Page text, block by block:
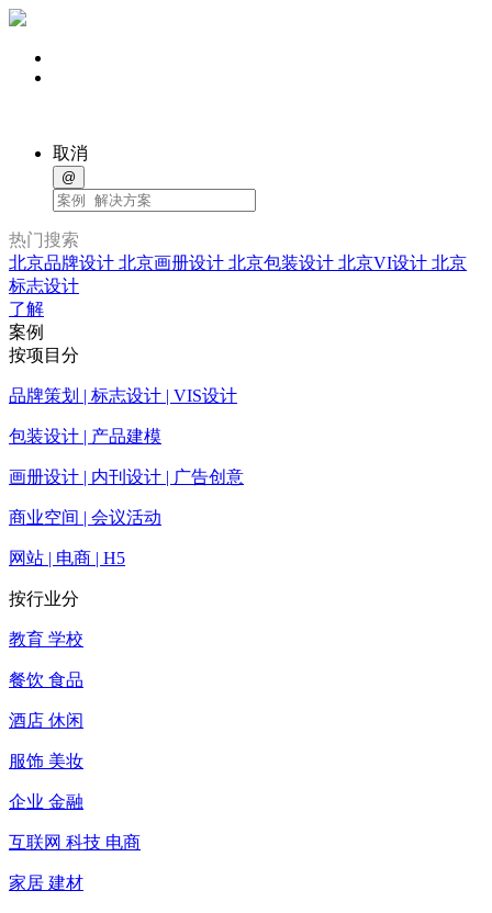
取消
@
热门搜索
北京品牌设计 北京画册设计 北京包装设计 北京VI设计 北京
标志设计
了解
案例
按项目分
品牌策划 | 标志设计 | VIS设计
包装设计 | 产品建模
画册设计 | 内刊设计 | 广告创意
商业空间 | 会议活动
网站 | 电商 | H5
按行业分
教育 学校
餐饮 食品
酒店 休闲
服饰 美妆
企业 金融
互联网 科技 电商
家居 建材